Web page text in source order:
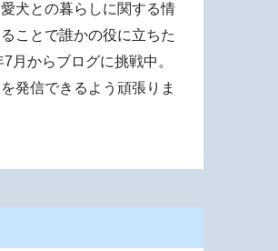
犬との暮らしに関する情
ことで誰かの役に立ちた
月からブログに挑戦中。
発信できるよう頑張りま